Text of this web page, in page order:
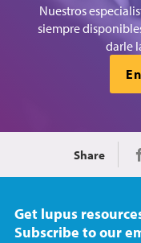
Nuestros
siempre
darle
Share
Get lupus
Subscribe to our